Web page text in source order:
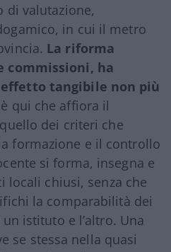
di valutazione,
in cui il metro
La riforma
commissioni, ha
tangibile non più
è qui che affiora il
dei criteri che
formazione e il controllo
si forma, insegna e
locali chiusi, senza che
la comparabilità dei
istituto e l’altro. Una
se stessa nella quasi